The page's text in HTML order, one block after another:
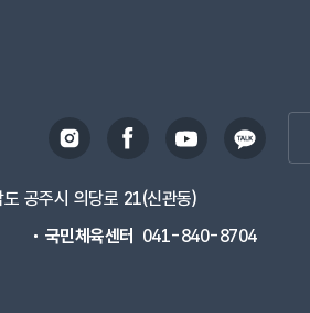
공주시 의당로 21(신관동)
국민체육센터
041-840-8704